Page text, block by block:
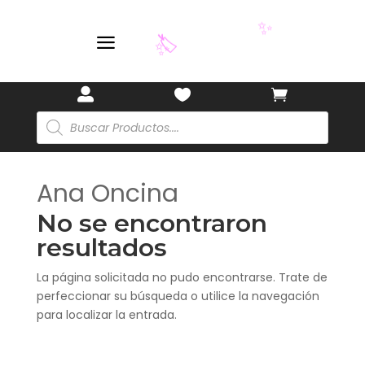
a
 

Búsqueda
de
productos
Ana Oncina
No se encontraron
resultados
La página solicitada no pudo encontrarse. Trate de
perfeccionar su búsqueda o utilice la navegación
para localizar la entrada.
✨
🏷️
✨